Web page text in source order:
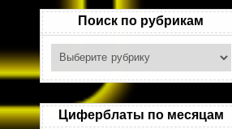
Поиск по рубрикам
Поиск
рубрикам
Циферблаты по месяцам